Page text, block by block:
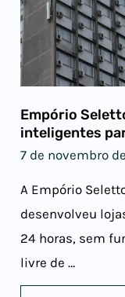
Empório
inteligentes
7 de novembro
A Empório
desenvolveu
24 horas, sem
livre de …